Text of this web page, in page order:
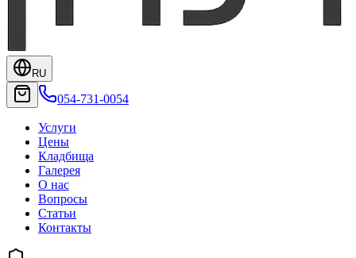
RU
054-731-0054
Услуги
Цены
Кладбища
Галерея
О нас
Вопросы
Статьи
Контакты